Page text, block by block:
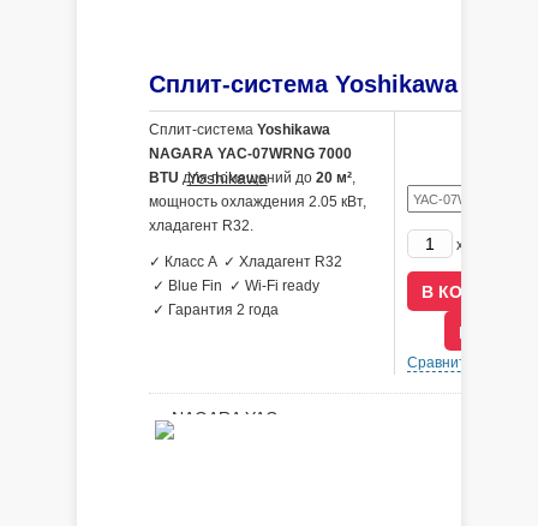
Сплит-система Yoshikawa
NAGARA YAC-07WRNG 7000
BTU для помещений до 20 м²,
мощность охлаждения 2.05 кВт,
хладагент R32.
✓ Класс A ✓ Хладагент R32
✓ Blue Fin ✓ Wi-Fi ready
✓ Гарантия 2 года
x
В
Сравнить